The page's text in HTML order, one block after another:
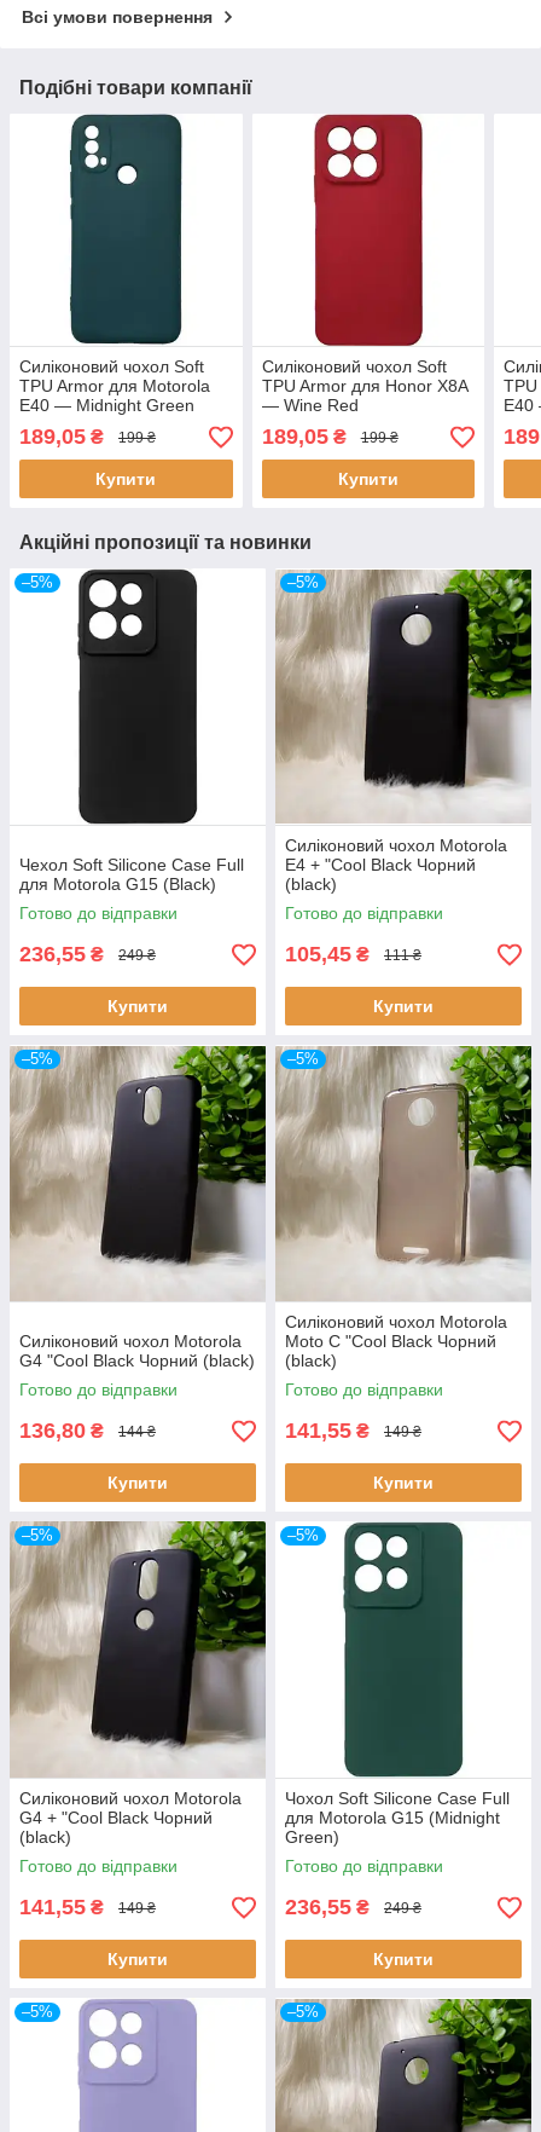
Всі умови повернення
Подібні товари компанії
Силіконовий чохол Soft
TPU Armor для Motorola
E40 — Midnight Green
189,05 ₴ 199 ₴
Купити
Силіконовий чохол Soft
TPU Armor для Honor X8A
— Wine Red
189,05₴ 199 ₴
Купити
E40
Акційні пропозиції та новинки
–5%
Чехол Soft Silicone Case Full
для Motorola G15 (Black)
Готово до відправки
236,55 ₴ 249 ₴
Купити
–5%
Силіконовий чохол Motorola
E4 + "Cool Black Чорний
(black)
Готово до відправки
105,45 ₴ 111 ₴
Купити
–5%
Силіконовий чохол Motorola
G4 "Cool Black Чорний (black)
Готово до відправки
136,80 ₴ 144 ₴
Купити
–5%
Силіконовий чохол Motorola
Moto C "Cool Black Чорний
(black)
Готово до відправки
141,55 ₴ 149 ₴
Купити
–5%
Силіконовий чохол Motorola
G4 + "Cool Black Чорний
(black)
Готово до відправки
141,55 ₴ 149 ₴
Купити
–5%
Чохол Soft Silicone Case Full
для Motorola G15 (Midnight
Green)
Готово до відправки
236,55 ₴ 249 ₴
Купити
–5% –5%